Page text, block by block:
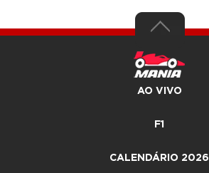
AO VIVO
F1
CALENDÁRIO 2026